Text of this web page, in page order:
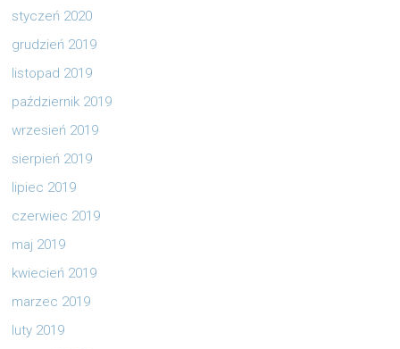
styczeń 2020
grudzień 2019
listopad 2019
październik 2019
wrzesień 2019
sierpień 2019
lipiec 2019
czerwiec 2019
maj 2019
kwiecień 2019
marzec 2019
luty 2019